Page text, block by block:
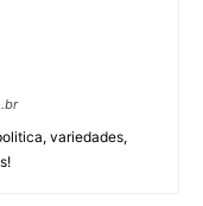
variedades,